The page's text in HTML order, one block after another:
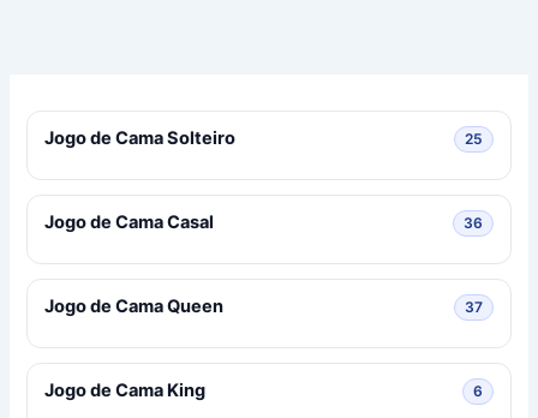
Jogo de Cama Solteiro 2525
Jogo de Cama Casal 3636
Jogo de Cama Queen 3737
Jogo de Cama King 66